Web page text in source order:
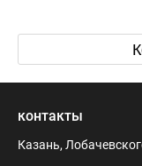
контакты
Казань,